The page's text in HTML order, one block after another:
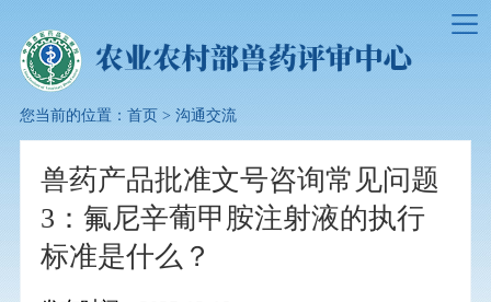
您当前的位置： 首页> 沟通交流
兽药产品批准文号咨询常见问题
3：氟尼辛葡甲胺注射液的执行
标准是什么？